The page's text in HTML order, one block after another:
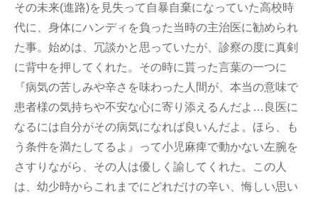
その未来(進路)を見失って自暴自棄になっていた高校時
代に、身体にハンディを負った当時の主治医に勧められ
た事。始めは、冗談かと思っていたが、診察の度に真剣
に背中を押してくれた。その時に貰った言葉の一つに
『病気の苦しみや辛さを味わった人間が、本当の意味で
患者様の気持ちや不安な心に寄り添えるんだよ…良医に
なるには自分がその病気になれば良いんだよ。ほら、も
う条件を満たしてるよ』って小児麻痺で動かない左腕を
さすりながら、その人は優しく諭してくれた。この人
は、幼少時からこれまでにどれだけの辛い、悔しい思い